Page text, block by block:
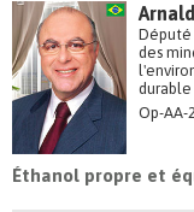
Député
des
Op-AA-
Éthanol propre et